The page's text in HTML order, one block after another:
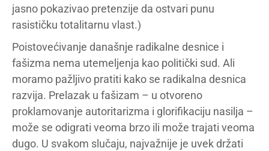
jasno pokazivao pretenzije da ostvari punu
rasističku totalitarnu vlast.)
Poistovećivanje današnje radikalne desnice i
fašizma nema utemeljenja kao politički sud. Ali
moramo pažljivo pratiti kako se radikalna desnica
razvija. Prelazak u fašizam – u otvoreno
proklamovanje autoritarizma i glorifikaciju nasilja –
može se odigrati veoma brzo ili može trajati veoma
dugo. U svakom slučaju, najvažnije je uvek držati